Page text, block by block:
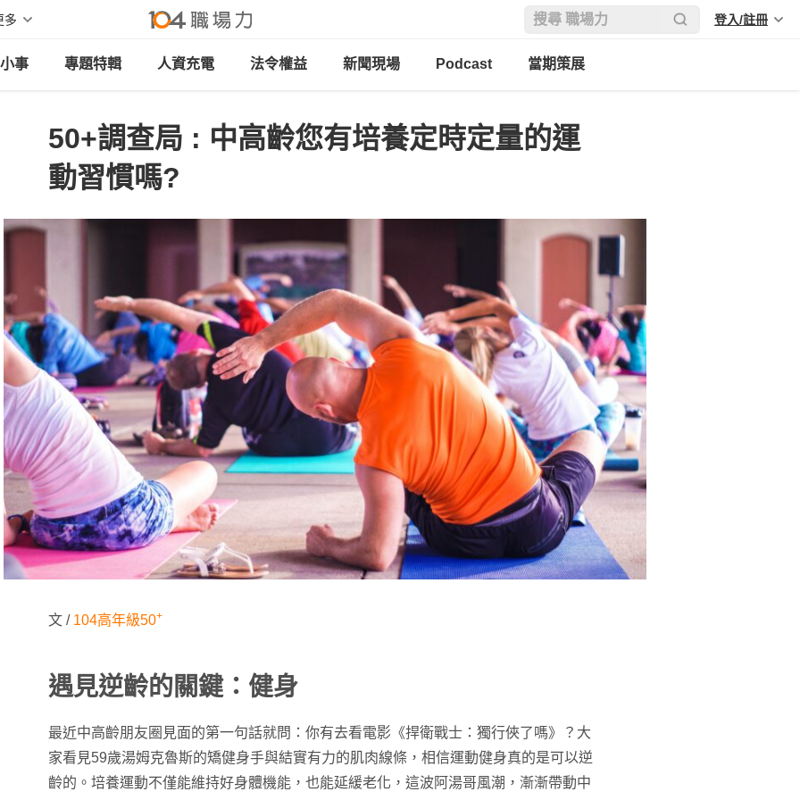
多 登入/註冊
事 專題特輯 人資充電 法令權益 新聞現場 Podcast 當期策展
50+調查局 : 中高齡您有培養定時定量的運
動習慣嗎?
文 / 104高年級50+
遇見逆齡的關鍵：健身
最近中高齡朋友圈見面的第一句話就問：你有去看電影《捍衛戰士：獨行俠了嗎》？大
家看見59歲湯姆克魯斯的矯健身手與結實有力的肌肉線條，相信運動健身真的是可以逆
齡的。培養運動不僅能維持好身體機能，也能延緩老化，這波阿湯哥風潮，漸漸帶動中